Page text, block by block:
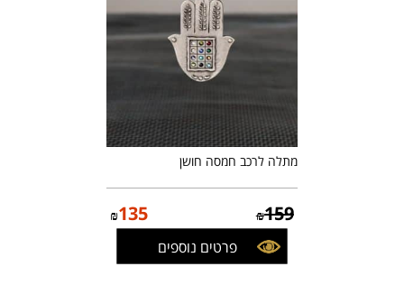
מתלה לרכב חמסה חושן
₪159
₪135
פרטים נוספים